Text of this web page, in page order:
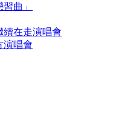
曲」
續在走演唱會
演唱會